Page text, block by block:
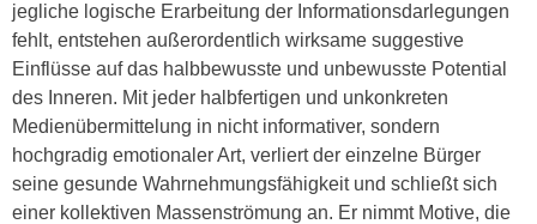
jegliche logische Erarbeitung der Informationsdarlegungen
fehlt, entstehen außerordentlich wirksame suggestive
Einflüsse auf das halbbewusste und unbewusste Potential
des Inneren. Mit jeder halbfertigen und unkonkreten
Medienübermittelung in nicht informativer, sondern
hochgradig emotionaler Art, verliert der einzelne Bürger
seine gesunde Wahrnehmungsfähigkeit und schließt sich
einer kollektiven Massenströmung an. Er nimmt Motive, die